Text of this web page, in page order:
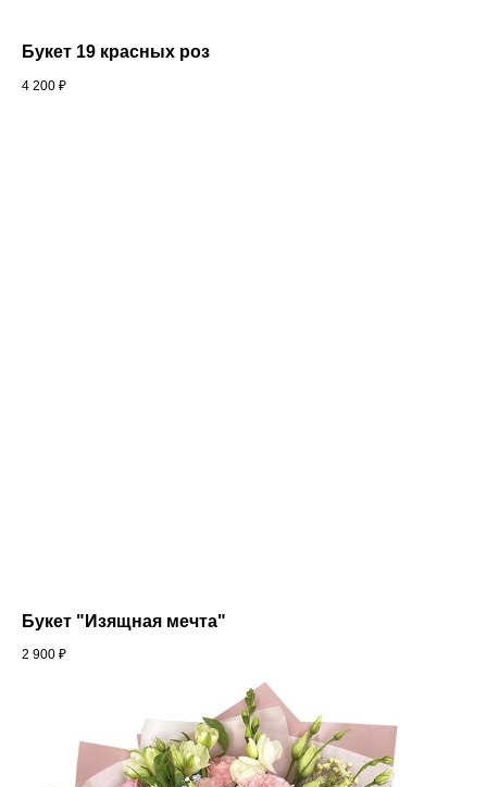
Букет 19 красных роз
4 200 ₽
Букет "Изящная мечта"
2 900 ₽